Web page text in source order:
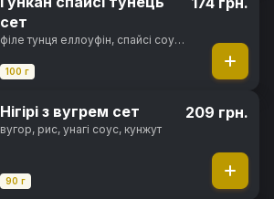
сет
філе тунця еллоуфін, спайсі соус,
100 г
Нігірі з вугрем сет
вугор, рис, унагі соус, кунжут
90 г
209 грн.